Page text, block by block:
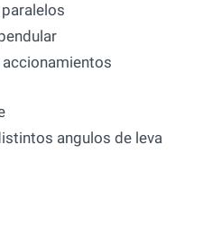
angulos de leva